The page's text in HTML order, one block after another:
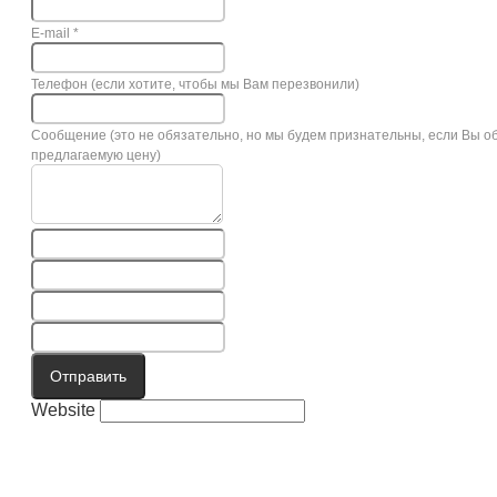
E-mail *
Телефон (если хотите, чтобы мы Вам перезвонили)
Сообщение (это не обязательно, но мы будем признательны, если Вы
предлагаемую цену)
Отправить
Website